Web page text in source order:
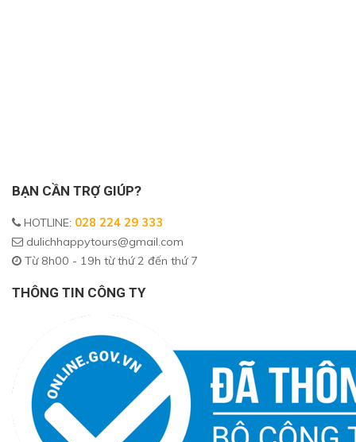
BẠN CẦN TRỢ GIÚP?
HOTLINE: 028 224 29 333
dulichhappytours@gmail.com
Từ 8h00 - 19h từ thứ 2 đến thứ 7
THÔNG TIN CÔNG TY